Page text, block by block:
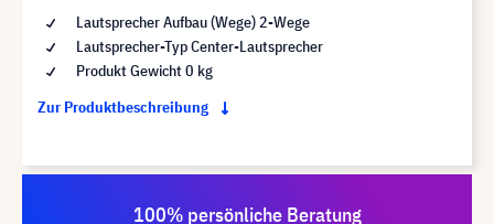
Lautsprecher Aufbau (Wege) 2-Wege
Lautsprecher-Typ Center-Lautsprecher
Produkt Gewicht 0 kg
Zur Produktbeschreibung
100% persönliche Beratung